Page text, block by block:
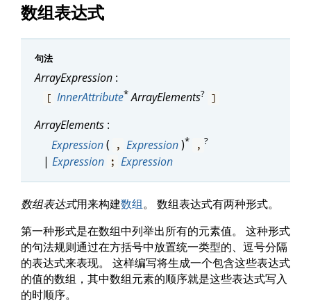
数组表达式
句法
ArrayExpression :
[ InnerAttribute* ArrayElements? ]
ArrayElements :
Expression( , Expression)* , ?
| Expression ; Expression
数组表达式用来构建数组。 数组表达式有两种形式。
第一种形式是在数组中列举出所有的元素值。 这种形式
的句法规则通过在方括号中放置统一类型的、逗号分隔
的表达式来表现。 这样编写将生成一个包含这些表达式
的值的数组，其中数组元素的顺序就是这些表达式写入
的时顺序。